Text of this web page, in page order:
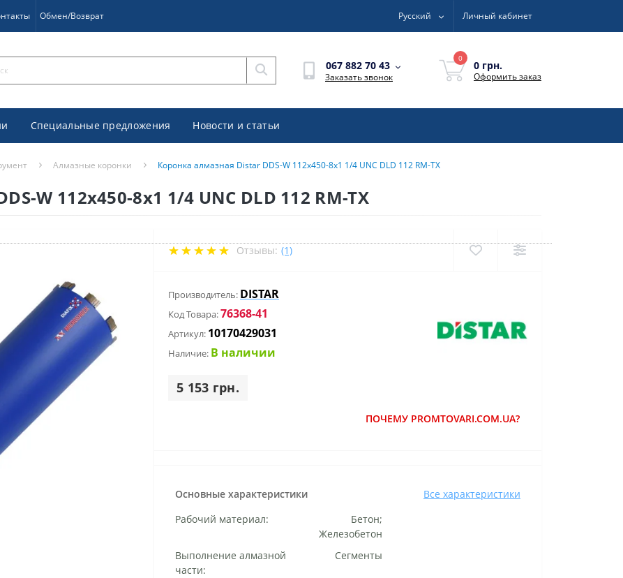
Обмен/Возврат Русский Личный кабинет
067 882 70 43
Заказать звонок
0
0 грн.
Оформить заказ
Специальные предложения Новости и статьи
Алмазные коронки Коронка алмазная Distar DDS-W 112x450-8x1 1/4 UNC DLD 112 RM-TX
W 112x450-8x1 1/4 UNC DLD 112 RM-TX
Отзывы: (1)
Производитель: DISTAR
Код Товара:76368-41
Артикул: 10170429031
Наличие: В наличии
5 153 грн.
ПОЧЕМУ PROMTOVARI.COM.UA?
Основные характеристики
Все характеристики
Рабочий материал:
Бетон;
Железобетон
Выполнение алмазной
части:
Сегменты